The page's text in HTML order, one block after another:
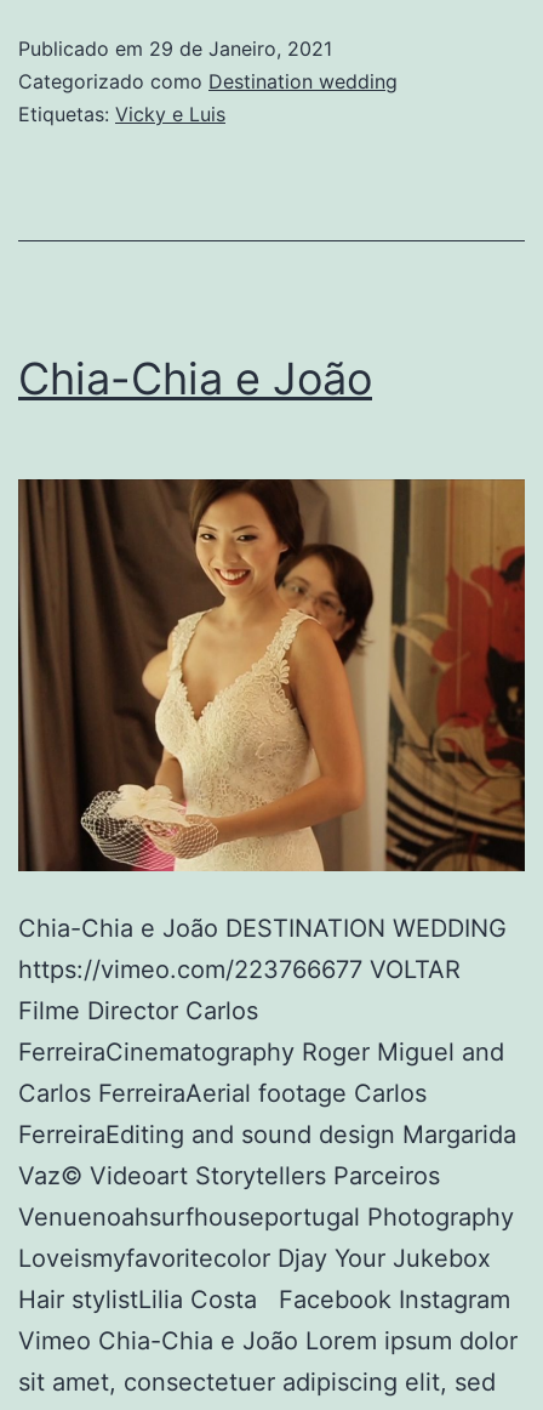
Publicado em 29 de Janeiro, 2021
Categorizado como Destination wedding
Etiquetas: Vicky e Luis
Chia-Chia e João
Chia-Chia e João DESTINATION WEDDING
https://vimeo.com/223766677 VOLTAR
Filme Director Carlos
FerreiraCinematography Roger Miguel and
Carlos FerreiraAerial footage Carlos
FerreiraEditing and sound design Margarida
Vaz© Videoart Storytellers Parceiros
Venuenoahsurfhouseportugal Photography
Loveismyfavoritecolor Djay Your Jukebox
Hair stylistLilia Costa Facebook Instagram
Vimeo Chia-Chia e João Lorem ipsum dolor
sit amet, consectetuer adipiscing elit, sed